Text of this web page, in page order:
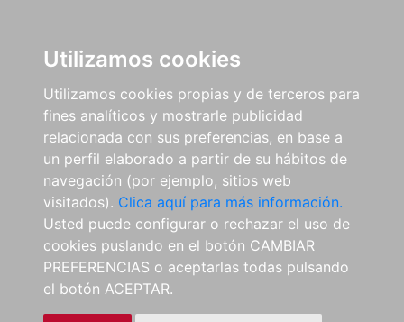
Utilizamos cookies
Utilizamos cookies propias y de terceros para
fines analíticos y mostrarle publicidad
relacionada con sus preferencias, en base a
un perfil elaborado a partir de su hábitos de
navegación (por ejemplo, sitios web
visitados). Clica aquí para más información.
Usted puede configurar o rechazar el uso de
cookies puslando en el botón CAMBIAR
PREFERENCIAS o aceptarlas todas pulsando
el botón ACEPTAR.